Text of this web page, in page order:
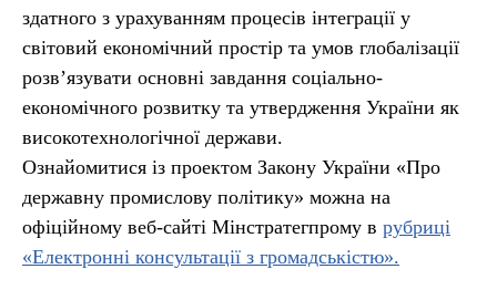
здатного з урахуванням процесів інтеграції у
світовий економічний простір та умов глобалізації
розв’язувати основні завдання соціально-
економічного розвитку та утвердження України як
високотехнологічної держави.
Ознайомитися із проектом Закону України «Про
державну промислову політику» можна на
офіційному веб-сайті Мінстратегпрому в рубриці
«Електронні консультації з громадськістю».